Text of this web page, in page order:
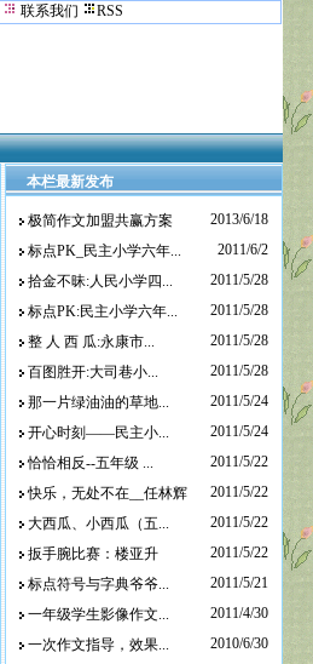
联系我们 RSS
本栏最新发布
极简作文加盟共赢方案
2013/6/18
标点PK_民主小学六年...
2011/6/2
拾金不昧:人民小学四...
2011/5/28
标点PK:民主小学六年...
2011/5/28
整 人 西 瓜:永康市...
2011/5/28
百图胜开:大司巷小...
2011/5/28
那一片绿油油的草地...
2011/5/24
开心时刻——民主小...
2011/5/24
恰恰相反--五年级 ...
2011/5/22
快乐，无处不在__任林辉
2011/5/22
大西瓜、小西瓜（五...
2011/5/22
扳手腕比赛：楼亚升
2011/5/22
标点符号与字典爷爷...
2011/5/21
一年级学生影像作文...
2011/4/30
一次作文指导，效果...
2010/6/30